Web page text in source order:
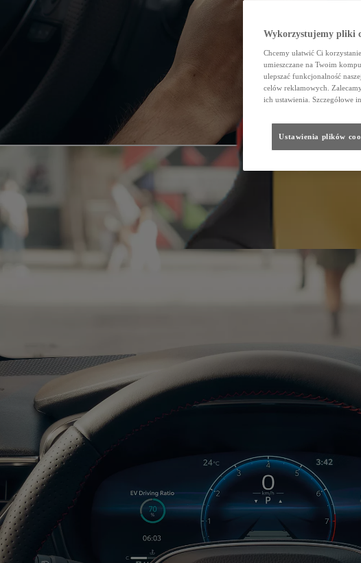
Wykorzystujemy pliki
Chcemy ułatwić Ci
umieszczane na Twoim
ulepszać funkcjonalność
celów reklamowych.
ich ustawienia. Szczegółowe
Ustawienia plików